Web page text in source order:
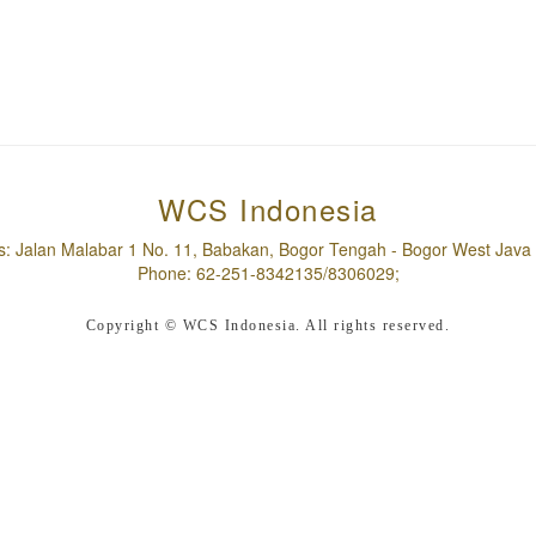
WCS Indonesia
Jalan Malabar 1 No. 11, Babakan, Bogor Tengah - Bogor West
Phone: 62-251-8342135/8306029;
Copyright © WCS Indonesia. All rights reserved.